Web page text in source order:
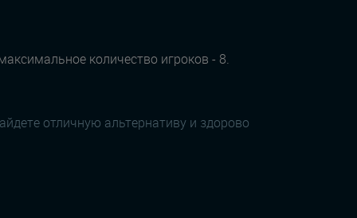
количество игроков - 8.
отличную альтернативу и здорово